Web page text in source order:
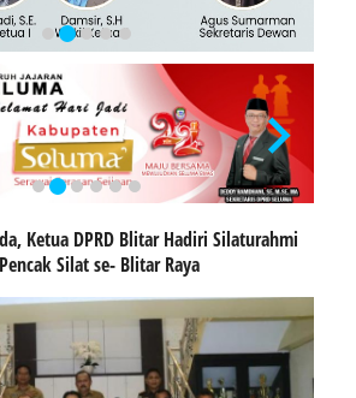
Ketua DPRD Blitar Hadiri Silaturahmi
Silat se- Blitar Raya